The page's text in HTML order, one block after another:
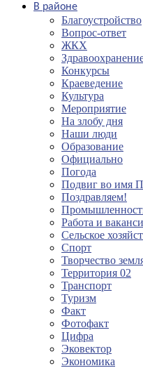
В районе
Благоустройство
Вопрос-ответ
ЖКХ
Конкурсы
Краеведение
Культура
Мероприятие
На злобу дня
Наши люди
Образование
Официально
Погода
Подвиг во имя
Поздравляем!
Работа и
Сельское
Спорт
Творчество
Территория 02
Транспорт
Туризм
Факт
Фотофакт
Цифра
Эковектор
Экономика